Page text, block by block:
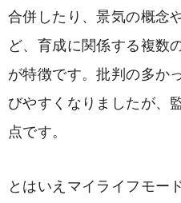
合併したり、景気の概念
ど、育成に関係する複数
が特徴です。批判の多か
びやすくなりましたが、
点です。
とはいえマイライフモー